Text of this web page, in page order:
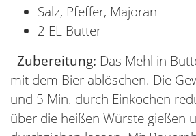
Salz, Pfeffer, Majoran
2 EL Butter
Zubereitung: Das Mehl in
mit dem Bier ablöschen. Die
und 5 Min. durch Einkochen
über die heißen Würste gießen